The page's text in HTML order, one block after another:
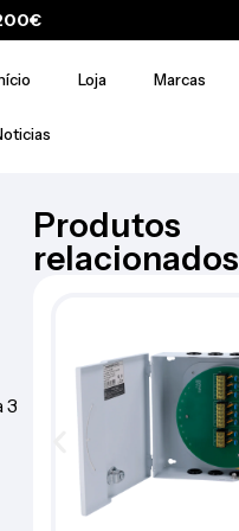
Loja Marcas
3
Produtos
relacionados